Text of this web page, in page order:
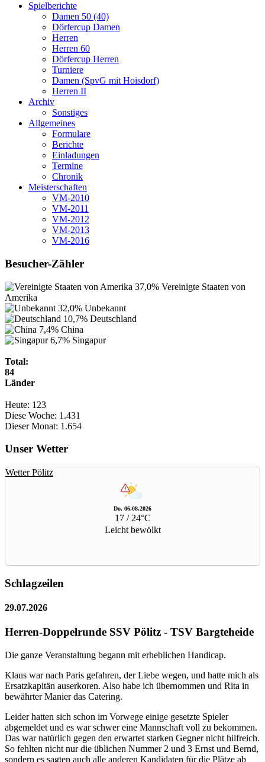
Spielberichte
Damen 50 (40)
Dörfercup Damen
Herren
Herren 60
Dörfercup Herren
Turniere
Damen (SpvG mit Hoisdorf)
Herren II
Archiv
Sonstiges
Allgemeines
Formulare
Berichte
Einladungen
Termine
Chronik
Meisterschaften
VM-2010
VM-2011
VM-2012
VM-2013
VM-2016
Besucher-Zähler
37,0% Vereinigte Staaten von
Amerika
32,0% Unbekannt
10,7% Deutschland
7,4% China
6,7% Singapur
Total:
84
Länder
Heute: 123
Diese Woche: 1.431
Dieser Monat: 1.654
Unser Wetter
Wetter Pölitz
Do, 06.08.2026
17 / 24°C
Leicht bewölkt
Schlagzeilen
29.07.2026
Herren-Doppelrunde SSV Pölitz - TSV Bargteheide
Die ganze Veranstaltung begann mit erheblichen Handicap.
Klaus war nach Paris gefahren, der Liebe wegen, und hatte mich als
Ersatzkapitän auserkoren. Also habe ich übernommen und Rita in
bewährter Manier das Catering.
Leider hatten sich schon im Vorwege einige gesetzte Spieler
abgemeldet und es war schwer eine Mannschaft voll zu bekommen.
Das war natürlich gegen den erwartet starken Gegner nicht hilfreich.
So fehlten nicht nur die üblichen Nummer 2 und 3 Ernst und Bernd,
sondern es sagten auch alle anderen Kandidaten für die Plätze ab